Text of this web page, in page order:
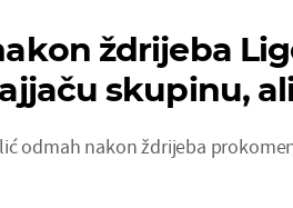
ždrijeba
skupinu,
odmah nakon ždrijeba